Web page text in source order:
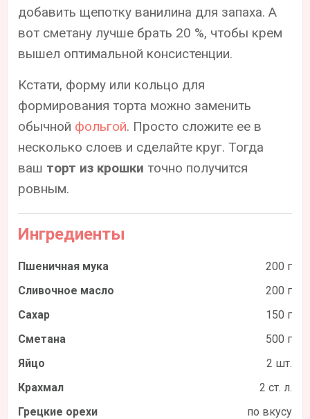
добавить щепотку ванилина для запаха. А
вот сметану лучше брать 20 %, чтобы крем
вышел оптимальной консистенции.
Кстати, форму или кольцо для
формирования торта можно заменить
обычной фольгой. Просто сложите ее в
несколько слоев и сделайте круг. Тогда
ваш торт из крошки точно получится
ровным.
Ингредиенты
Пшеничная мука
200 г
Сливочное масло
200 г
Сахар
150 г
Сметана
500 г
Яйцо
2 шт.
Крахмал
2 ст. л.
Грецкие орехи
по вкусу